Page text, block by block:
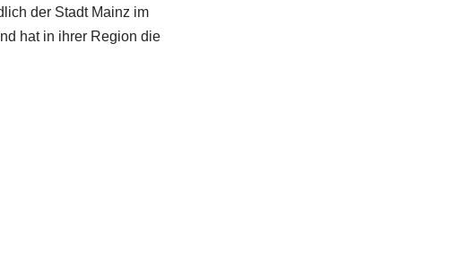
der Stadt Mainz im
hat in ihrer Region die